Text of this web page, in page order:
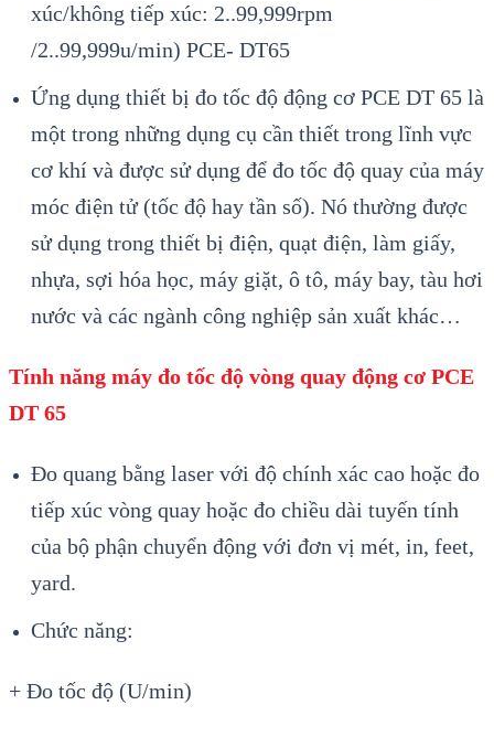
xúc/không tiếp xúc: 2..99,999rpm
/2..99,999u/min) PCE- DT65
Ứng dụng thiết bị đo tốc độ động cơ PCE DT 65 là
một trong những dụng cụ cần thiết trong lĩnh vực
cơ khí và được sử dụng để đo tốc độ quay của máy
móc điện tử (tốc độ hay tần số). Nó thường được
sử dụng trong thiết bị điện, quạt điện, làm giấy,
nhựa, sợi hóa học, máy giặt, ô tô, máy bay, tàu hơi
nước và các ngành công nghiệp sản xuất khác…
Tính năng máy đo tốc độ vòng quay động cơ PCE
DT 65
Đo quang bằng laser với độ chính xác cao hoặc đo
tiếp xúc vòng quay hoặc đo chiều dài tuyến tính
của bộ phận chuyển động với đơn vị mét, in, feet,
yard.
Chức năng:
+ Đo tốc độ (U/min)